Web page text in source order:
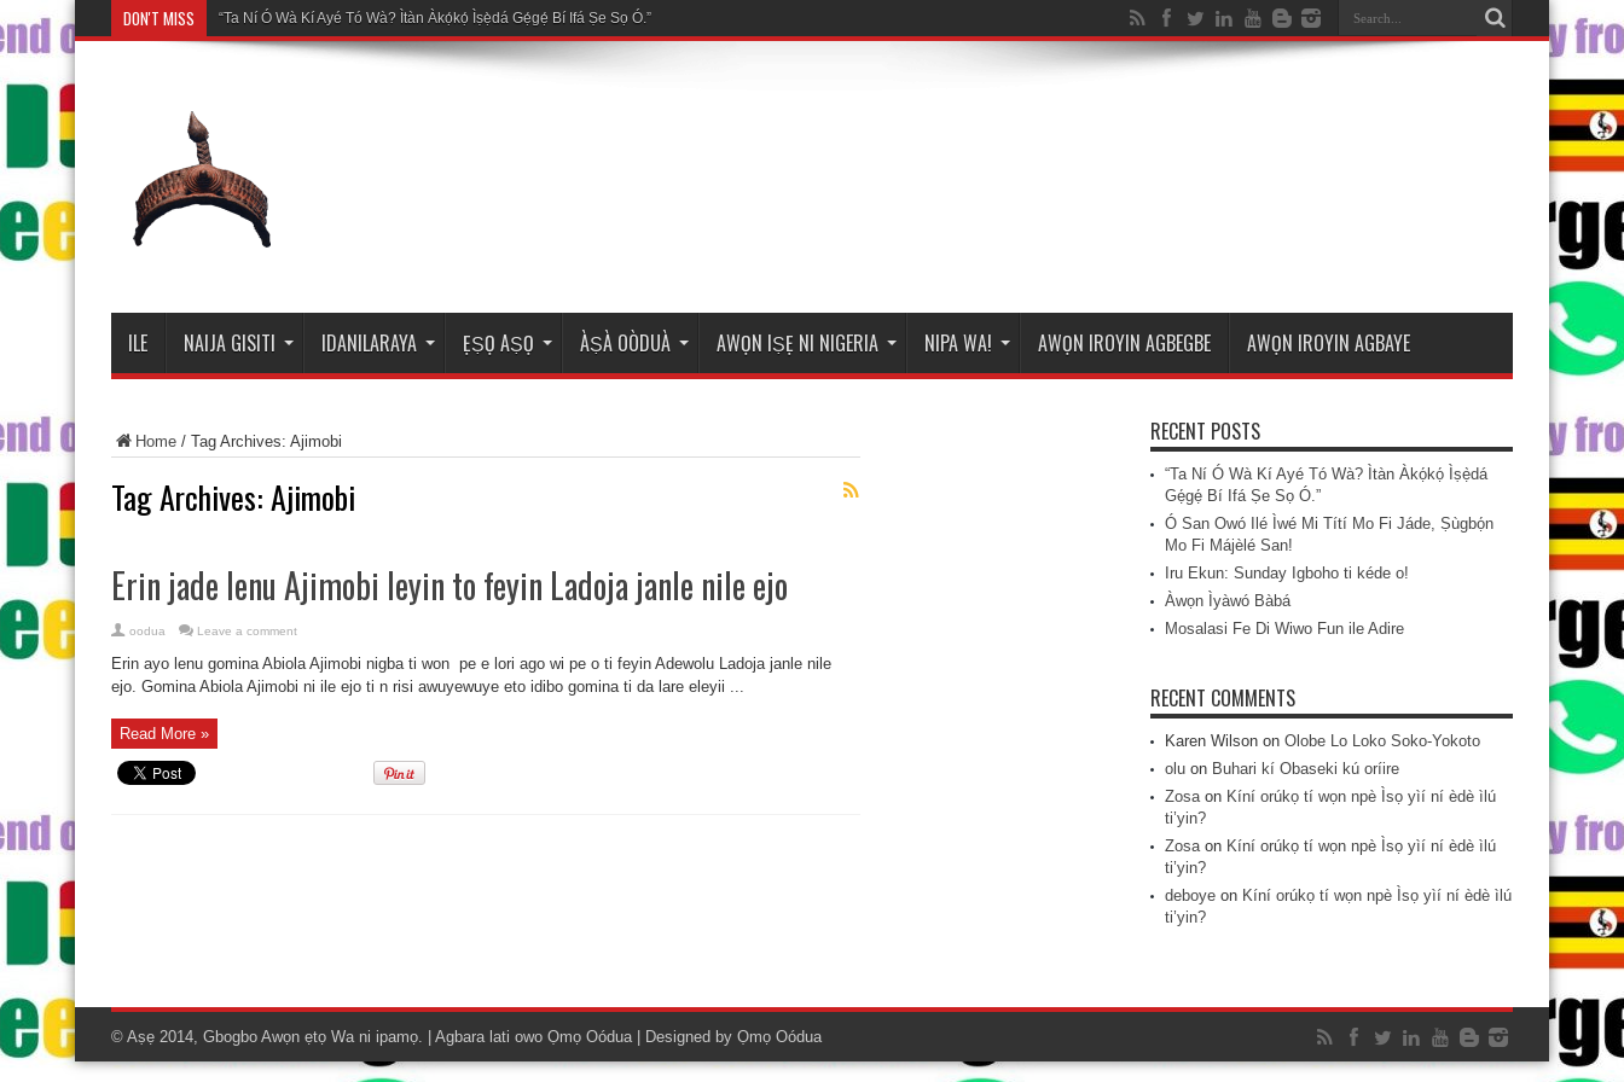
DON'T MISS Mosal
ILE NAIJA GISITI IDANILARAYA ẸṢỌ AṢỌ ÀṢÀ OÒDUÀ AWỌN IṢẸ NI NIGERIA NIPA WA! AWỌN IROYIN AGBEGBE AWỌN IROYIN AGBAYE
Home / Tag Archives: Ajimobi
Tag Archives:Ajimobi
Erin jade lenu Ajimobi leyin to feyin Ladoja janle nile ejo
oodua Leave a comment
Erin ayo lenu gomina Abiola Ajimobi nigba ti won pe e lori ago wi pe o ti feyin Adewolu Ladoja janle nile
ejo. Gomina Abiola Ajimobi ni ile ejo ti n risi awuyewuye eto idibo gomina ti da lare eleyii ...
Read More »
RECENT POSTS
“Ta Ní Ó Wà Kí Ayé Tó Wà? Ìtàn Àkọ́kọ́ Ìṣẹ̀dá
Gẹ́gẹ́ Bí Ifá Ṣe Sọ Ó.”
Ó San Owó Ilé Ìwé Mi Títí Mo Fi Jáde, Ṣùgbọ́n
Mo Fi Májèlé San!
Iru Ekun: Sunday Igboho ti kéde o!
Àwọn Ìyàwó Bàbá
Mosalasi Fe Di Wiwo Fun ile Adire
RECENT COMMENTS
Karen Wilson on Olobe Lo Loko Soko-Yokoto
olu on Buhari kí Obaseki kú oríire
Zosaon Kíní orúkọ tí wọn npè Ìsọ yìí ní èdè ìlú
ti’yin?
Zosaon Kíní orúkọ tí wọn npè Ìsọ yìí ní èdè ìlú
ti’yin?
deboye on Kíní orúkọ tí wọn npè Ìsọ yìí ní èdè ìlú
ti’yin?
© Aṣẹ 2014, Gbogbo Awọn ẹtọ Wa ni ipamọ. | Agbara lati owo Ọmọ Oódua | Designed by Ọmọ Oódua